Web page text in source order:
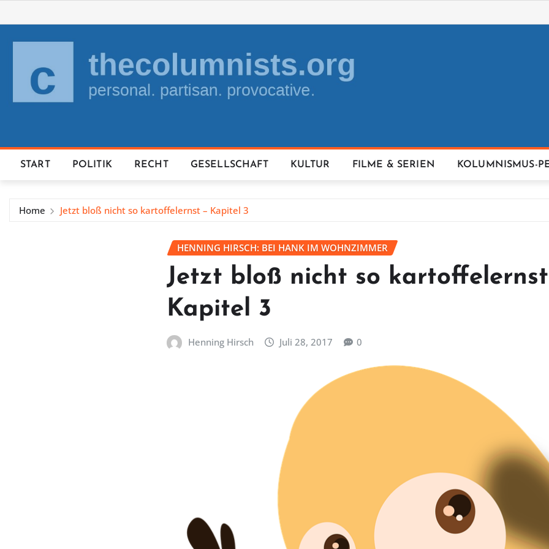
to
content
START POLITIK RECHT GESELLSCHAFT KULTUR FILME & SERIEN KOLUMNISMUS-
Home Jetzt bloß nicht so kartoffelernst – Kapitel 3
HENNING HIRSCH: BEI HANK IM WOHNZIMMER
Jetzt bloß nicht so
Kapitel 3
Henning Hirsch Juli 28, 2017 0